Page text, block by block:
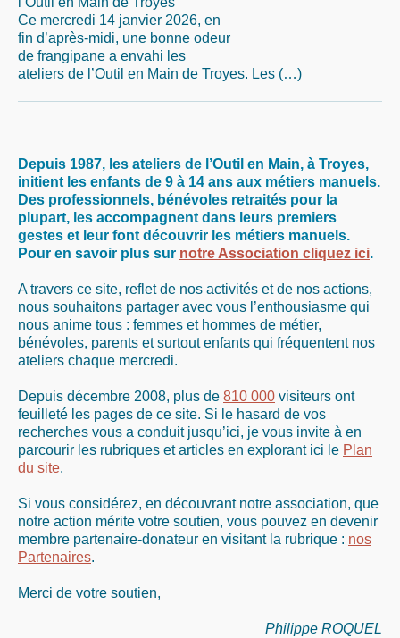
Ce mercredi 14 janvier 2026, en
fin d’après-midi, une bonne odeur
de frangipane a envahi les
ateliers de l’Outil en Main de Troyes. Les (…)
Depuis 1987, les ateliers de l’Outil en Main, à Troyes,
initient les enfants de 9 à 14 ans aux métiers manuels.
Des professionnels, bénévoles retraités pour la
plupart, les accompagnent dans leurs premiers
gestes et leur font découvrir les métiers manuels.
Pour en savoir plus sur notre Association cliquez ici.
A travers ce site, reflet de nos activités et de nos actions,
nous souhaitons partager avec vous l’enthousiasme qui
nous anime tous : femmes et hommes de métier,
bénévoles, parents et surtout enfants qui fréquentent nos
ateliers chaque mercredi.
Depuis décembre 2008, plus de 810 000 visiteurs ont
feuilleté les pages de ce site. Si le hasard de vos
recherches vous a conduit jusqu’ici, je vous invite à en
parcourir les rubriques et articles en explorant ici le Plan
du site.
Si vous considérez, en découvrant notre association, que
notre action mérite votre soutien, vous pouvez en devenir
membre partenaire-donateur en visitant la rubrique : nos
Partenaires.
Merci de votre soutien,
Philippe ROQUEL